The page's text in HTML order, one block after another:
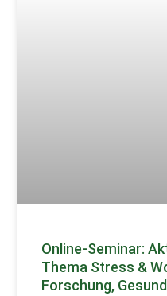
Online-Seminar:
Thema Stress &
Forschung,